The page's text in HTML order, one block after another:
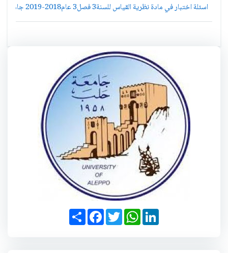
اسئلة اختبار في مادة نظرية القياس للسنة3 فصل3 عام2018-2019 جامعة ادلب رياضيات
S
h
a
F
a
c
T
w
i
W
h
a
L
i
n